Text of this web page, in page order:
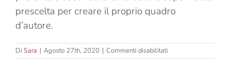
prescelta per creare il proprio quadro
d’autore.
Di Sara | Agosto 27th, 2020 | Commenti disabilitati
Eccellenze